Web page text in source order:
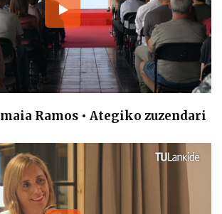
Ramos • Ategiko zuzendari